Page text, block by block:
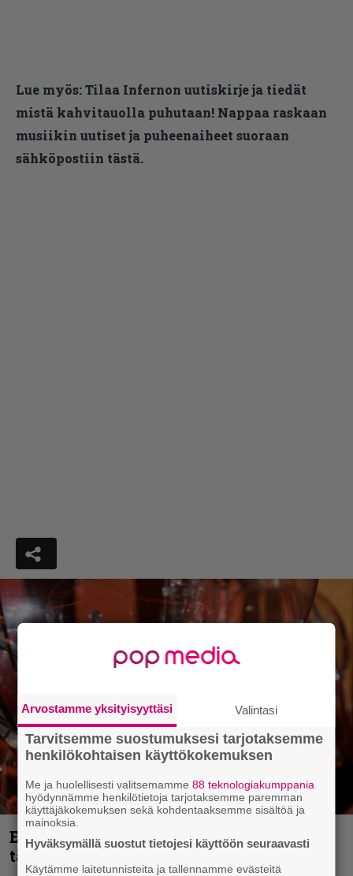
Lue myös:Tilaa Infernon uutiskirje ja tiedät
mistä kahvitauolla puhutaan! Nappaa raskaan
musiikin uutiset ja puheenaiheet suoraan
sähköpostiin tästä.
Eurojackpotista 80 000 euroa Suomeen –
tänne
Arvostamme yksityisyyttäsi Valintasi
Tarvitsemme suostumuksesi tarjotaksemme
henkilökohtaisen käyttökokemuksen
Me ja huolellisesti valitsemamme88 teknologiakumppania
hyödynnämme henkilötietoja tarjotaksemme paremman
käyttäjäkokemuksen sekä kohdentaaksemme sisältöä ja
mainoksia.
Hyväksymällä suostut tietojesi käyttöön seuraavasti
Käytämme laitetunnisteita ja tallennamme evästeitä